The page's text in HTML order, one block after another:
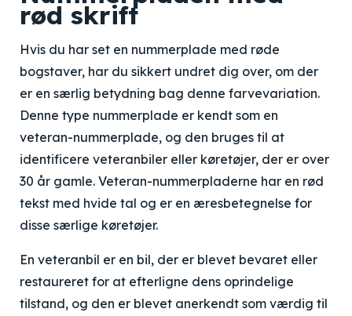
rød skrift
Hvis du har set en nummerplade med røde
bogstaver, har du sikkert undret dig over, om der
er en særlig betydning bag denne farvevariation.
Denne type nummerplade er kendt som en
veteran-nummerplade, og den bruges til at
identificere veteranbiler eller køretøjer, der er over
30 år gamle. Veteran-nummerpladerne har en rød
tekst med hvide tal og er en æresbetegnelse for
disse særlige køretøjer.
En veteranbil er en bil, der er blevet bevaret eller
restaureret for at efterligne dens oprindelige
tilstand, og den er blevet anerkendt som værdig til